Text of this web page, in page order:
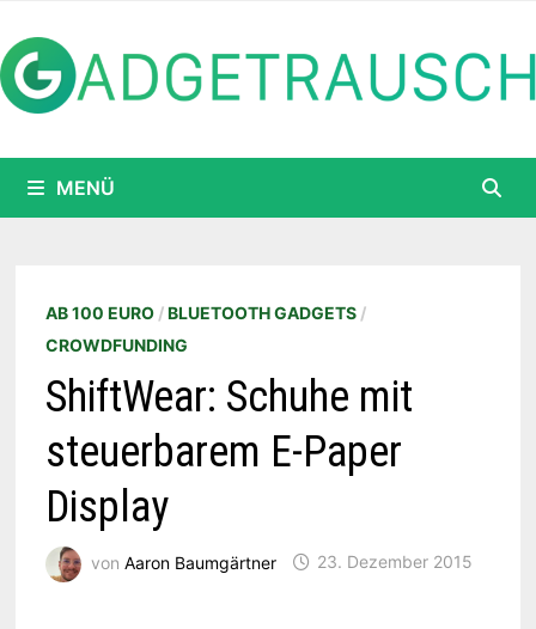
Inhalt
springen
MENÜ
AB 100 EURO/BLUETOOTH GADGETS/
CROWDFUNDING
ShiftWear: Schuhe mit
steuerbarem E-Paper
Display
von Aaron Baumgärtner 23. Dezember 2015